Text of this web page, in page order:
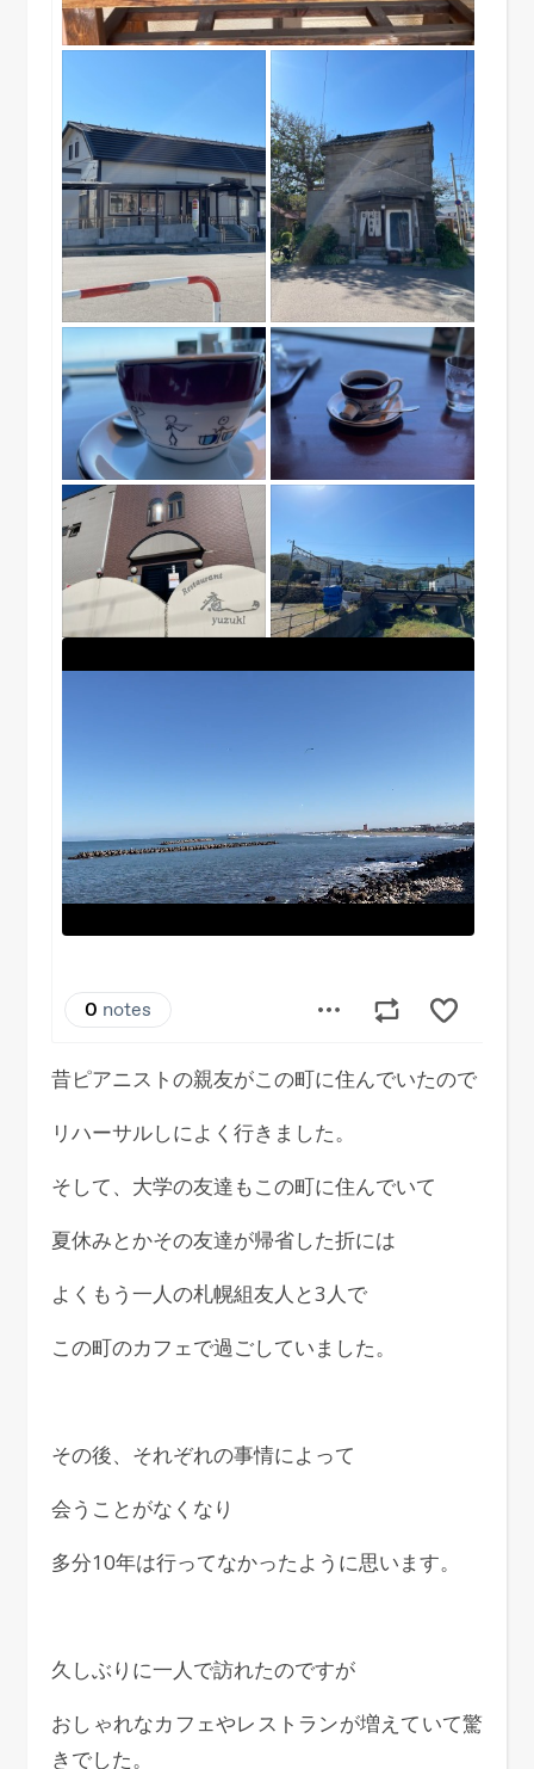
昔ピアニストの親友がこの町に住んでいたので
リハーサルしによく行きました。
そして、大学の友達もこの町に住んでいて
夏休みとかその友達が帰省した折には
よくもう一人の札幌組友人と3人で
この町のカフェで過ごしていました。
その後、それぞれの事情によって
会うことがなくなり
多分10年は行ってなかったように思います。
久しぶりに一人で訪れたのですが
おしゃれなカフェやレストランが増えていて驚
きでした。